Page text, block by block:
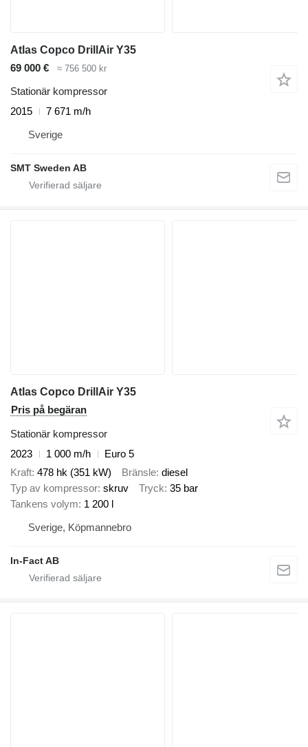
Atlas Copco DrillAir Y35
69 000 €
≈ 756 500 kr
Stationär kompressor
2015
7 671 m/h
Sverige
SMT Sweden AB
Atlas Copco DrillAir Y35
Pris på begäran
Stationär kompressor
2023
1 000 m/h
Euro 5
Kraft 478 hk (351 kW) Bränsle diesel
Typ av kompressor skruv Tryck 35 bar
Tankens volym 1 200 l
Sverige, Köpmannebro
In-Fact AB